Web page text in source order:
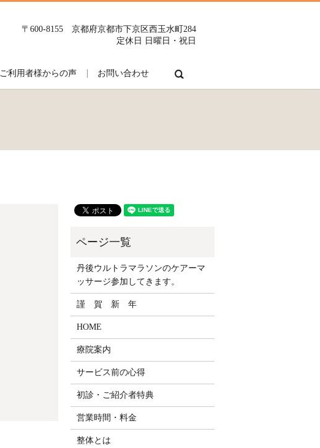
〒600-8155 京都府京都市下京区西玉水町284
定休日 日曜日・祝日
ご利用者様からの声 お問い合わせ
丹後ウルトラマラソンのケアーマ
ッサージ参加してきます。
謹 賀 新 年
HOME
療院案内
サービス前の心得
初診・ご紹介者特典
営業時間・料金
整体とは